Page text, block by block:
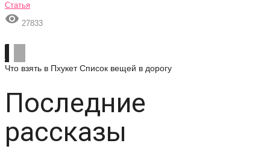
Статья
 27833
Что взять в Пхукет Список вещей в дорогу
Последние
рассказы